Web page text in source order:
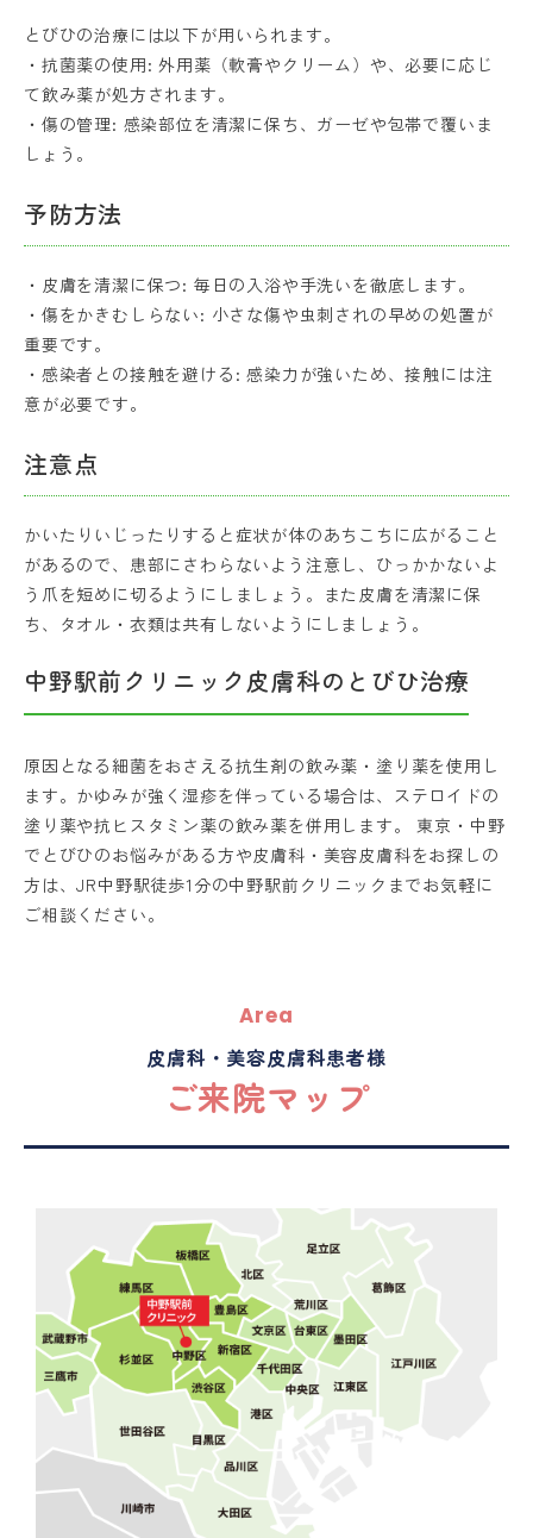
とびひの治療には以下が用いられます。
・抗菌薬の使用: 外用薬（軟膏やクリーム）や、必要に応じ
て飲み薬が処方されます。
・傷の管理: 感染部位を清潔に保ち、ガーゼや包帯で覆いま
しょう。
予防方法
・皮膚を清潔に保つ: 毎日の入浴や手洗いを徹底します。
・傷をかきむしらない: 小さな傷や虫刺されの早めの処置が
重要です。
・感染者との接触を避ける: 感染力が強いため、接触には注
意が必要です。
注意点
かいたりいじったりすると症状が体のあちこちに広がること
があるので、患部にさわらないよう注意し、ひっかかないよ
う爪を短めに切るようにしましょう。また皮膚を清潔に保
ち、タオル・衣類は共有しないようにしましょう。
中野駅前クリニック皮膚科のとびひ治療
原因となる細菌をおさえる抗生剤の飲み薬・塗り薬を使用し
ます。かゆみが強く湿疹を伴っている場合は、ステロイドの
塗り薬や抗ヒスタミン薬の飲み薬を併用します。 東京・中野
でとびひのお悩みがある方や皮膚科・美容皮膚科をお探しの
方は、JR中野駅徒歩1分の中野駅前クリニックまでお気軽に
ご相談ください。
Area
皮膚科・美容皮膚科患者様
ご来院マップ